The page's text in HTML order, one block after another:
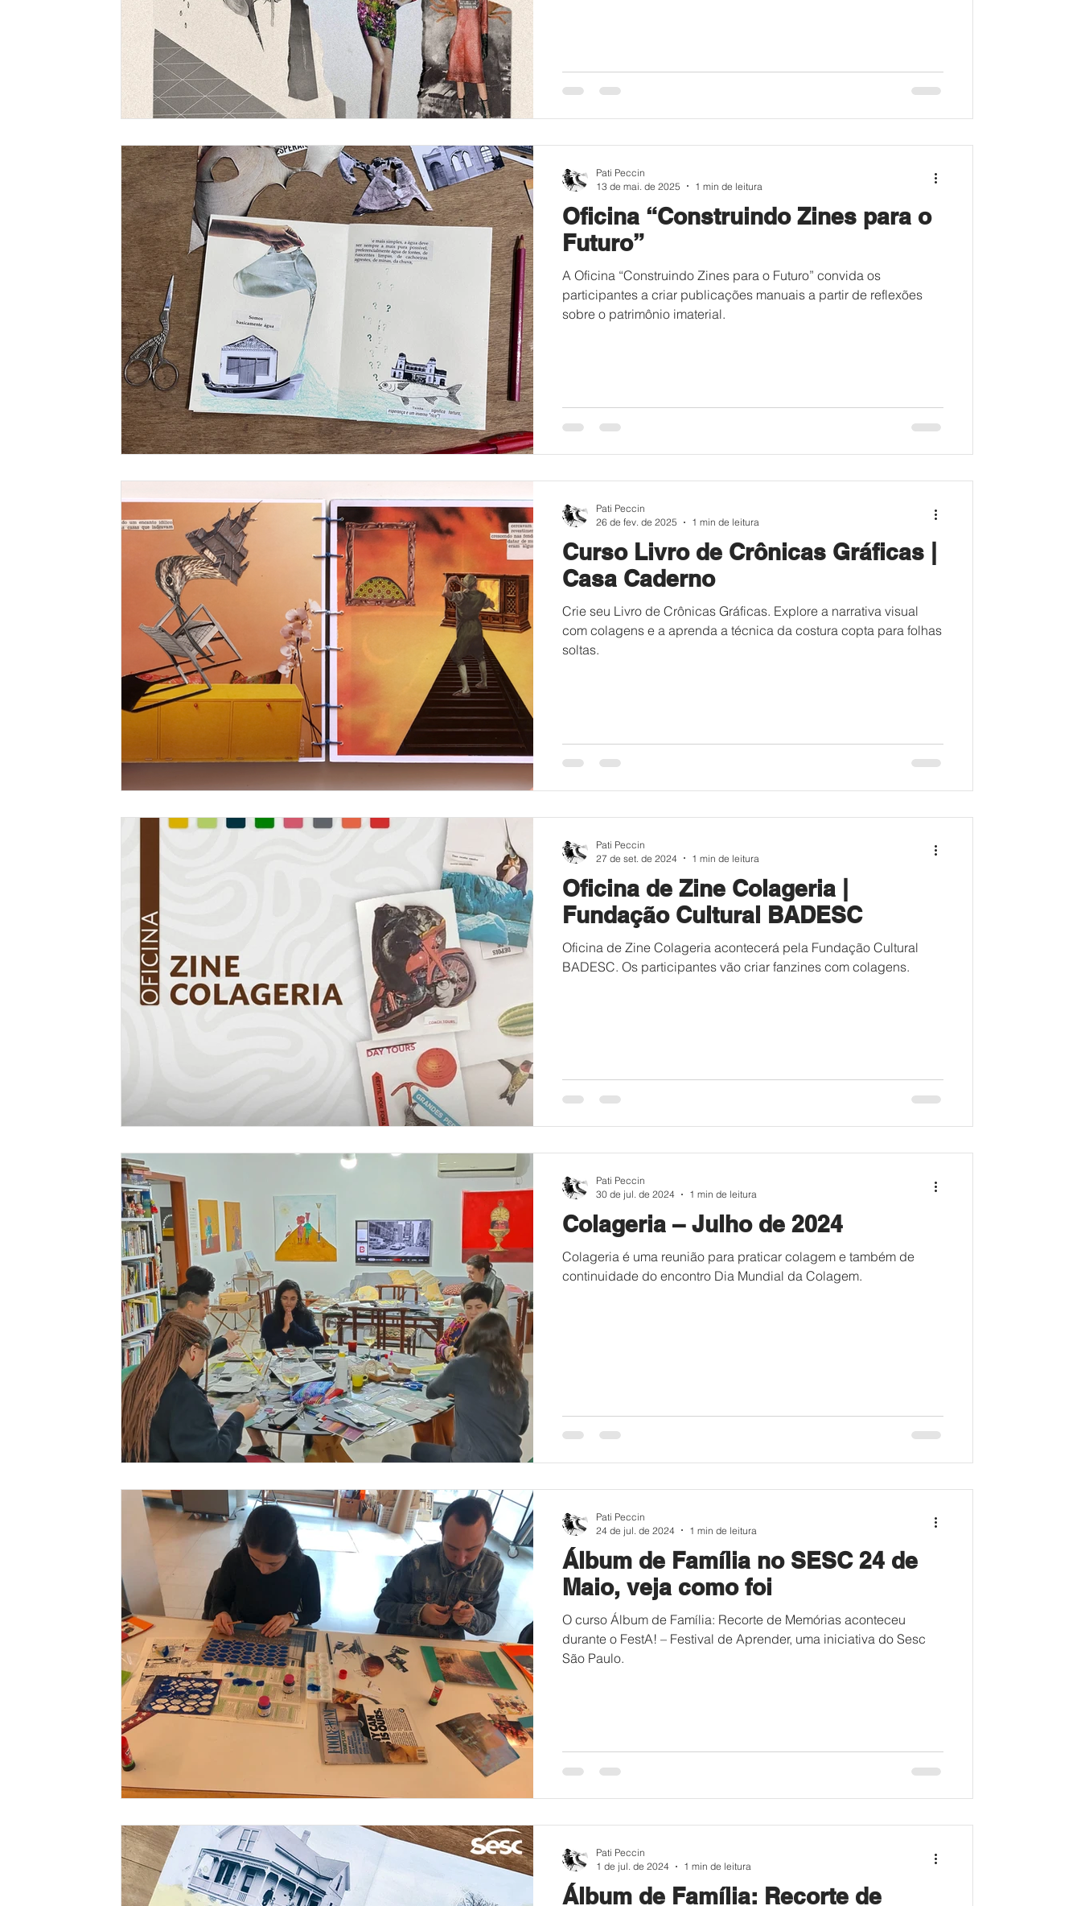
Oficina “Construindo Zines para o
Futuro”
A Oficina “Construindo Zines para o Futuro” convida os
participantes a criar publicações manuais a partir de reflexões
sobre o patrimônio imaterial.
Pati Peccin
13 de mai. de 2025
1 min de leitura
Curso Livro de Crônicas Gráficas |
Casa Caderno
Crie seu Livro de Crônicas Gráficas. Explore a narrativa visual
com colagens e a aprenda a técnica da costura copta para folhas
soltas.
Pati Peccin
26 de fev. de 2025
1 min de leitura
Oficina de Zine Colageria |
Fundação Cultural BADESC
Oficina de Zine Colageria acontecerá pela Fundação Cultural
BADESC. Os participantes vão criar fanzines com colagens.
Pati Peccin
27 de set. de 2024
1 min de leitura
Colageria – Julho de 2024
Colageria é uma reunião para praticar colagem e também de
continuidade do encontro Dia Mundial da Colagem.
Pati Peccin
30 de jul. de 2024
1 min de leitura
Álbum de Família no SESC 24 de
Maio, veja como foi
O curso Álbum de Família: Recorte de Memórias aconteceu
durante o FestA! – Festival de Aprender, uma iniciativa do Sesc
São Paulo.
Pati Peccin
24 de jul. de 2024
1 min de leitura
Álbum de Família: Recorte de
Pati Peccin
1 de jul. de 2024
1 min de leitura